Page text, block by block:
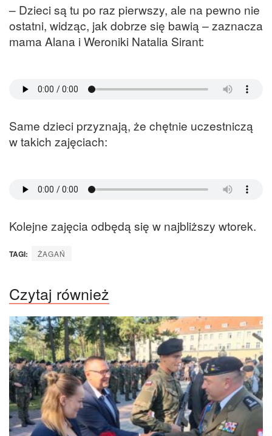
– Dzieci są tu po raz pierwszy, ale na pewno nie
ostatni, widząc, jak dobrze się bawią – zaznacza
mama Alana i Weroniki Natalia Sirant:
Same dzieci przyznają, że chętnie uczestniczą
w takich zajęciach:
Kolejne zajęcia odbędą się w najbliższy wtorek.
TAGI: ŻAGAŃ
Czytaj również